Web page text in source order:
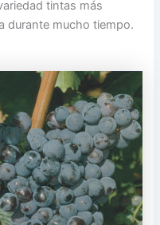
tintas más
durante mucho tiempo.